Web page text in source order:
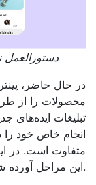
در حال حاضر،
محصولات را از
تبلیغات ایده‌های
انجام خاص خود را
متفاوت است. در
این مراحل آورده شده است.